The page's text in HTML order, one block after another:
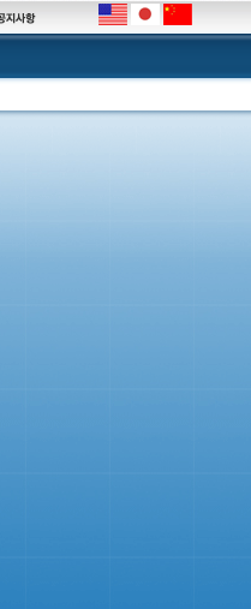
의보 : 제주도앞바다(제주도동부앞